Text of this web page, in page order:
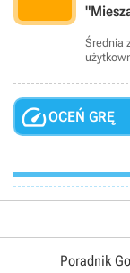
Średnia
OCEŃ GRĘ
Poradnik